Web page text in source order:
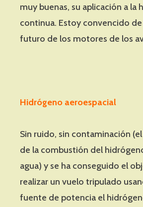
muy buenas, su aplicación a la
continua. Estoy convencido
futuro de los motores de los
Hidrógeno aeroespacial
Sin ruido, sin contaminación
de la combustión del
agua) y se ha conseguido el
realizar un vuelo tripulado
fuente de potencia el